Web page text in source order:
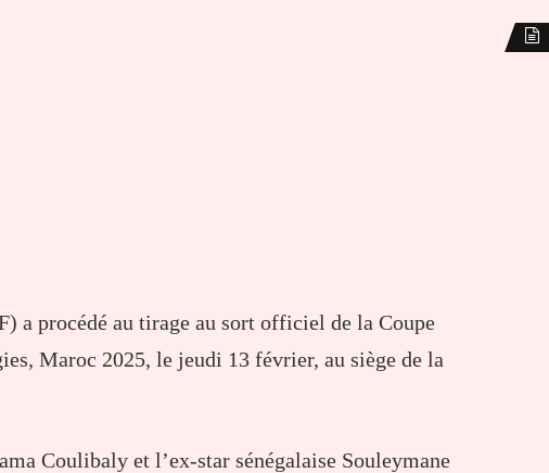
a procédé au tirage au sort officiel de la Coupe
Maroc 2025, le jeudi 13 février, au siège de la
Coulibaly et l’ex-star sénégalaise Souleymane